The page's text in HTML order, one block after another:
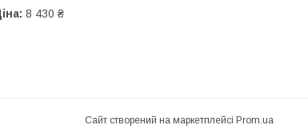
8 430 ₴
Сайт створений на маркетплейсі Prom.ua